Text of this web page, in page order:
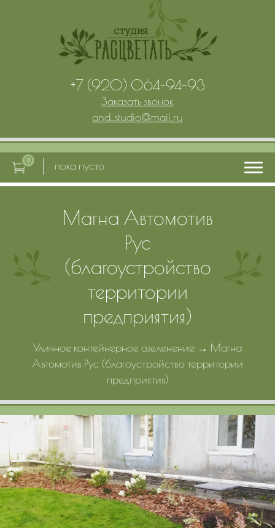
Магна Автомотив
Рус
(благоустройство
территории
предприятия)
Уличное контейнерное озеленение → Магна
Автомотив Рус (благоустройство территории
предприятия)
+7 (920) 064-94-93
Заказать звонок
and_studio@mail.ru
0 пока пусто
Главная
Услуги
Портфолио
Цены
Контакты